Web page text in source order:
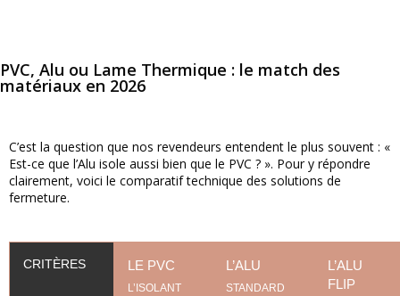
PVC, Alu ou Lame Thermique : le match des
matériaux en 2026
C’est la question que nos revendeurs entendent le plus souvent : «
Est-ce que l’Alu isole aussi bien que le PVC ? ». Pour y répondre
clairement, voici le comparatif technique des solutions de
fermeture.
CRITÈRES LE PVC
L’ISOLANT
L’ALU
STANDARD
L’ALU
FLIP